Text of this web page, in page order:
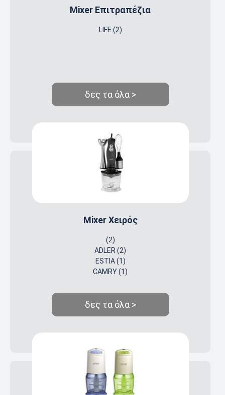
Mixer Επιτραπέζια
LIFE (2)
δες τα όλα >
Mixer Χειρός
(2)
ADLER (2)
ESTIA (1)
CAMRY (1)
δες τα όλα >